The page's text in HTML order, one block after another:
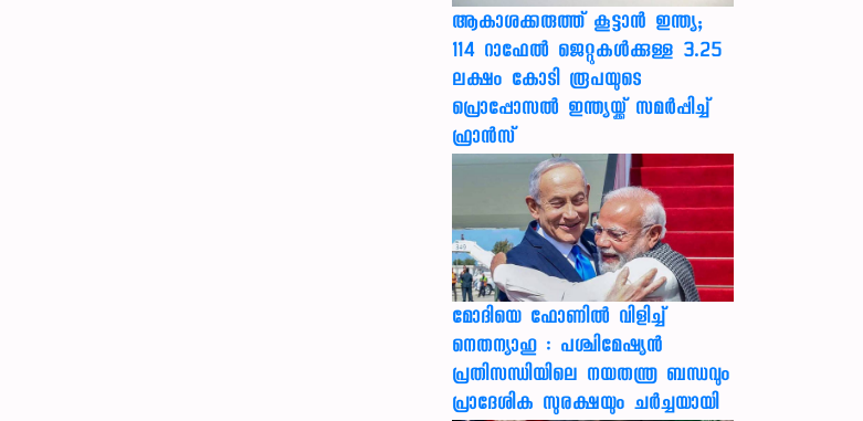
ആകാശക്കരുത്ത് കൂട്ടാൻ ഇന്ത്യ;
114 റാഫേൽ ജെറ്റുകൾക്കുള്ള 3.25
ലക്ഷം കോടി രൂപയുടെ
പ്രൊപ്പോസൽ ഇന്ത്യയ്ക്ക് സമർപ്പിച്ച്
ഫ്രാൻസ്
മോദിയെ ഫോണിൽ വിളിച്ച്
നെതന്യാഹു : പശ്ചിമേഷ്യൻ
പ്രതിസന്ധിയിലെ നയതന്ത്ര ബന്ധവും
പ്രാദേശിക സുരക്ഷയും ചർച്ചയായി